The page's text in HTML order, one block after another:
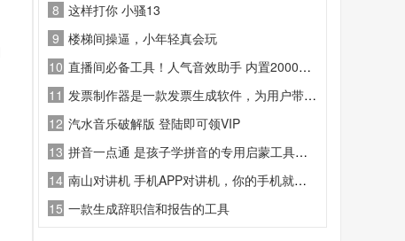
8 这样打你 小骚13
9 楼梯间操逼，小年轻真会玩
10 直播间必备工具！人气音效助手 内置2000种常用直播场景音效
11 发票制作器是一款发票生成软件，为用户带来丰富的发票模板
12 汽水音乐破解版 登陆即可领VIP
13 拼音一点通 是孩子学拼音的专用启蒙工具，标准发音、系统教学、趣味练习、，幼小衔接必备，轻松打好语文基础
14 南山对讲机 手机APP对讲机，你的手机就是对讲机
15 一款生成辞职信和报告的工具